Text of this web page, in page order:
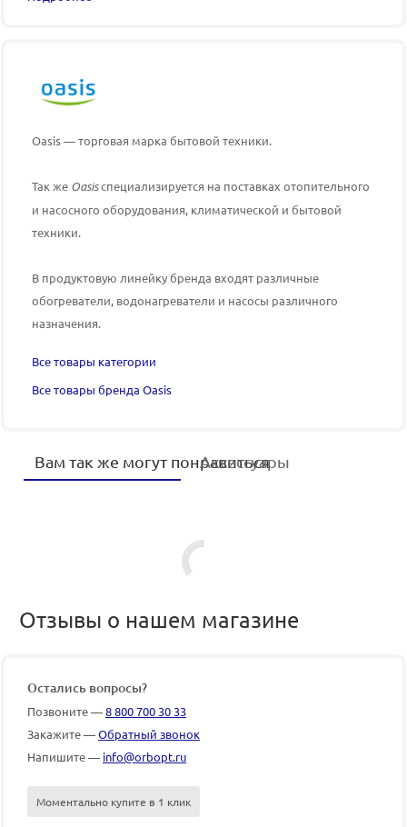
Oasis — торговая марка бытовой техники.
Так же Oasisспециализируется на поставках отопительного
и насосного оборудования, климатической и бытовой
техники.
В продуктовую линейку бренда входят различные
обогреватели, водонагреватели и насосы различного
назначения.
Все товары категории
Все товары бренда Oasis
Вам так же могут понравиться
Аксессуары
Отзывы о нашем магазине
Остались вопросы?
Позвоните —8 800 700 30 33
Закажите —Обратный звонок
Напишите — info@orbopt.ru
Моментально купите в 1 клик